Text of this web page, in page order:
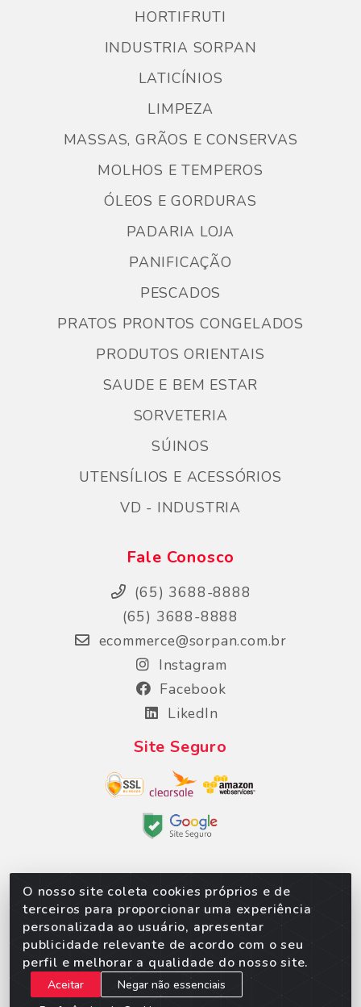
O nosso site coleta cookies próprios e de
terceiros para proporcionar uma experiência
personalizada ao usuário, apresentar
publicidade relevante de acordo com o seu
perfil e melhorar a qualidade do nosso site.
Aceitar
Negar não essenciais
HORTIFRUTI
INDUSTRIA SORPAN
LATICÍNIOS
LIMPEZA
MASSAS, GRÃOS E CONSERVAS
MOLHOS E TEMPEROS
ÓLEOS E GORDURAS
PADARIA LOJA
PANIFICAÇÃO
PESCADOS
PRATOS PRONTOS CONGELADOS
PRODUTOS ORIENTAIS
SAUDE E BEM ESTAR
SORVETERIA
SÚINOS
UTENSÍLIOS E ACESSÓRIOS
VD - INDUSTRIA
Fale Conosco
(65) 3688-8888
(65) 3688-8888
ecommerce@sorpan.com.br
Instagram
Facebook
LikedIn
Site Seguro
Sorpan - Rodovia dos Imigrantes, Lote 06, São
Matheus, Várzea Grande/MT – CEP 78152-135 -
CNPJ 02.623.537/0010-24